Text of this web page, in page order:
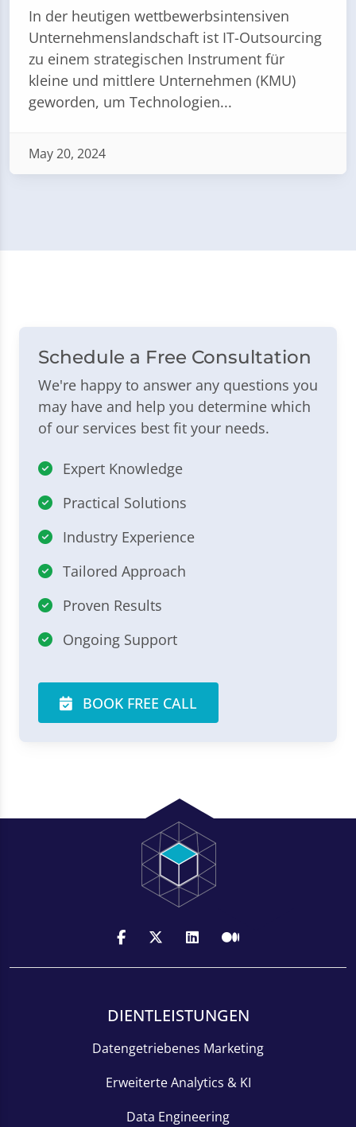
In der heutigen wettbewerbsintensiven
Unternehmenslandschaft ist IT-Outsourcing
zu einem strategischen Instrument für
kleine und mittlere Unternehmen (KMU)
geworden, um Technologien...
May 20, 2024
Schedule a Free Consultation
We're happy to answer any questions you
may have and help you determine which
of our services best fit your needs.
Expert Knowledge
Practical Solutions
Industry Experience
Tailored Approach
Proven Results
Ongoing Support
BOOK FREE CALL
DIENTLEISTUNGEN
Datengetriebenes Marketing
Erweiterte Analytics & KI
Data Engineering